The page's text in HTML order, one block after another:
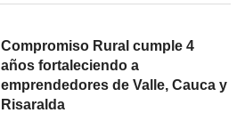
Compromiso Rural cumple 4
años fortaleciendo a
emprendedores de Valle, Cauca y
Risaralda